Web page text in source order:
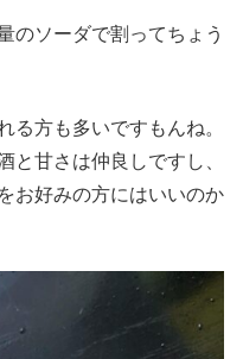
のソーダで割ってちょう
る方も多いですもんね。
と甘さは仲良しですし、
お好みの方にはいいのか